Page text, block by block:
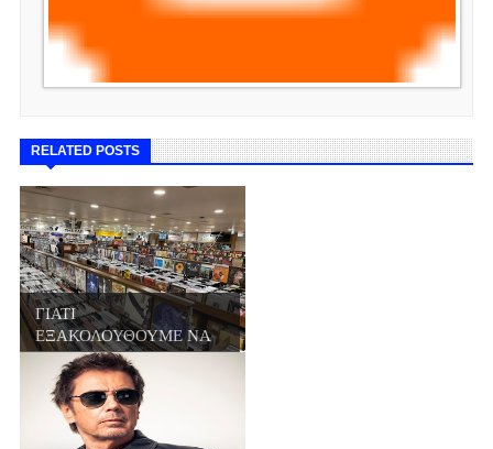
RELATED POSTS
ΓΙΑΤΙ
ΕΞΑΚΟΛΟΥΘΟΥΜΕ ΝΑ
ΑΓΟΡΑΖΟΥΜΕ Β...